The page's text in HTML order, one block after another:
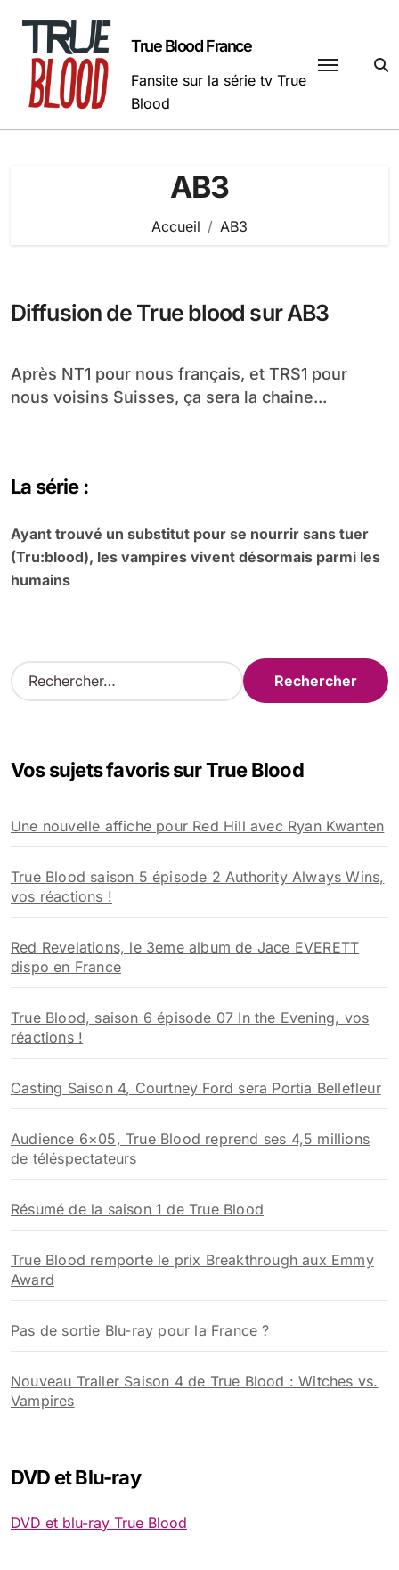
contenu
True Blood France
Fansite sur la série tv True
Blood
AB3
Accueil AB3
Diffusion de True blood sur AB3
Après NT1 pour nous français, et TRS1 pour
nous voisins Suisses, ça sera la chaine...
La série :
Ayant trouvé un substitut pour se nourrir sans tuer
(Tru:blood), les vampires vivent désormais parmi les
humains
R
e
r
e
r
:
Vos sujets favoris sur True Blood
Une nouvelle affiche pour Red Hill avec Ryan Kwanten
True Blood saison 5 épisode 2 Authority Always Wins,
vos réactions !
Red Revelations, le 3eme album de Jace EVERETT
dispo en France
True Blood, saison 6 épisode 07 In the Evening, vos
réactions !
Casting Saison 4, Courtney Ford sera Portia Bellefleur
Audience 6×05, True Blood reprend ses 4,5 millions
de téléspectateurs
Résumé de la saison 1 de True Blood
True Blood remporte le prix Breakthrough aux Emmy
Award
Pas de sortie Blu-ray pour la France ?
Nouveau Trailer Saison 4 de True Blood : Witches vs.
Vampires
DVD et Blu-ray
DVD et blu-ray True Blood